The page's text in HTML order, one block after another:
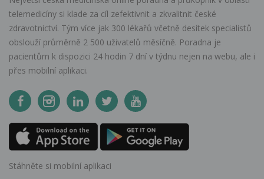
telemedicíny si klade za cíl zefektivnit a zkvalitnit české
zdravotnictví. Tým více jak 300 lékařů včetně desítek specialistů
obslouží průměrně 2 500 uživatelů měsíčně. Poradna je
pacientům k dispozici 24 hodin 7 dní v týdnu nejen na webu, ale i
přes mobilní aplikaci.
Stáhněte si mobilní aplikaci